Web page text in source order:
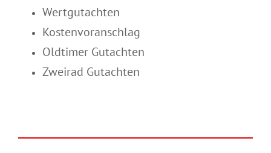
Wertgutachten
Kostenvoranschlag
Oldtimer Gutachten
Zweirad Gutachten